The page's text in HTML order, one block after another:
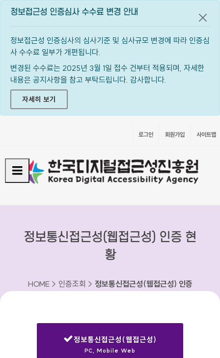
정보접근성 인증심사 수수료 변경 안내
정보접근성 인증심사의 심사기준 및 심사규모 변경에 따라 인증심
사 수수료 일부가 개편됩니다.
변경된 수수료는 2025년 3월 1일 접수 건부터 적용되며, 자세한
내용은 공지사항을 참고 부탁드립니다. 감사합니다.
자세히 보기
공지
로그인 회원가입 사이트맵
정보통신접근성(웹접근성) 인증 현
황
HOME > 인증조회 > 정보통신접근성(웹접근성) 인증
정보통신접근성(웹접근성)
PC, Mobile Web